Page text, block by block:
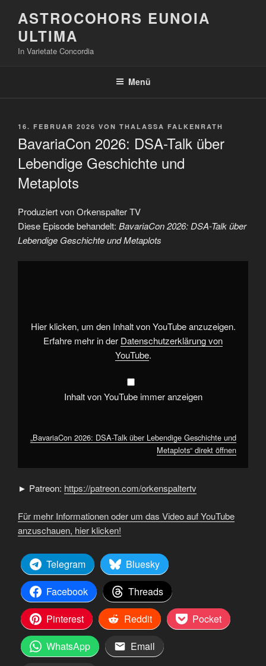
Inhalt
springen
ASTROCOHORS EUNOIA
ULTIMA
In Varietate Concordia
Menü
VERÖFFENTLICHT
16. FEBRUAR 2026 VON THALASSA FALKENRATH
BavariaCon 2026: DSA-Talk über
Lebendige Geschichte und
Metaplots
Produziert von Orkenspalter TV
Diese Episode behandelt: BavariaCon 2026: DSA-Talk über
Lebendige Geschichte und Metaplots
„BavariaCon
und
Metaplots“
YouTube
Hier klicken, um den Inhalt von YouTube anzuzeigen.
Erfahre mehr in der Datenschutzerklärung von
YouTube.
Inhalt von YouTube immer anzeigen
„BavariaCon 2026: DSA-Talk über Lebendige Geschichte und
Metaplots“ direkt öffnen
► Patreon: https://patreon.com/orkenspaltertv
Für mehr Informationen oder um das Video auf YouTube
anzuschauen, hier klicken!
Telegram
Bluesky
Facebook
Threads
Pinterest
Reddit
Pocket
WhatsApp
Email